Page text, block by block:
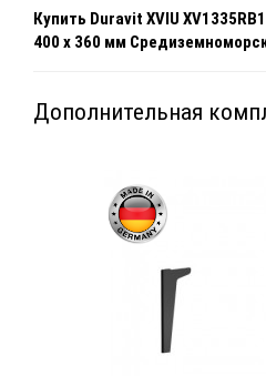
Купить Duravit XVIU
400 x 360 мм
Дополнительная